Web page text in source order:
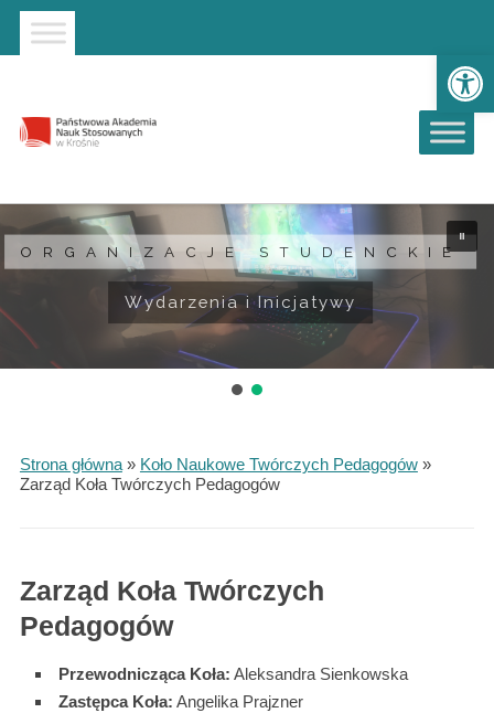
Strona główna
Przejdź do wyszukiwarki
Przejdź do menu głównego
ORGANIZACJE STUDENCKIE
Wydarzenia i Inicjatywy
ORGANIZACJE STUDENCKIE
Wydarzenia i Inicjatywy
Strona główna» Koło Naukowe Twórczych Pedagogów»
Zarząd Koła Twórczych Pedagogów
Zarząd Koła Twórczych
Pedagogów
Przewodnicząca Koła: Aleksandra Sienkowska
Zastępca Koła: Angelika Prajzner